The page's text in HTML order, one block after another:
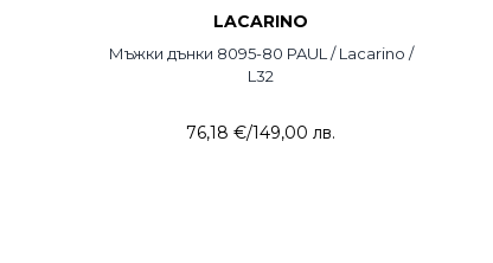
LACARINO
Мъжки дънки 8095-80 PAUL / Lacarino /
L32
76,18 €/149,00 лв.